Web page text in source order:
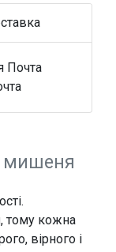
Почта
мишеня
тому кожна
вірного і